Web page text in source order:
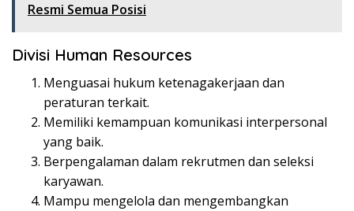
Resmi Semua Posisi
Divisi Human Resources
Menguasai hukum ketenagakerjaan dan
peraturan terkait.
Memiliki kemampuan komunikasi interpersonal
yang baik.
Berpengalaman dalam rekrutmen dan seleksi
karyawan.
Mampu mengelola dan mengembangkan